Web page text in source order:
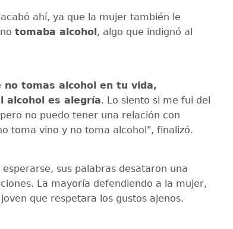
ahí, ya que la mujer también le
tomaba alcohol , algo que indignó al
no tomas alcohol en tu vida,
alcohol es alegría. Lo siento si me fui del
no puedo tener una relación con
toma vino y no toma alcohol", finalizó.
sus palabras desataron una
La mayoría defendiendo a la mujer,
que respetara los gustos ajenos.